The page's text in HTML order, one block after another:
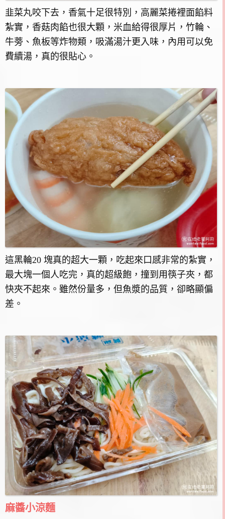
韭菜丸咬下去，香氣十足很特別，高麗菜捲裡面餡料
紮實，香菇肉餡也很大顆，米血給得很厚片，竹輪、
牛蒡、魚板等炸物類，吸滿湯汁更入味，內用可以免
費續湯，真的很貼心。
這黑輪20 塊真的超大一顆，吃起來口感非常的紮實，
最大塊一個人吃完，真的超級飽，撞到用筷子夾，都
快夾不起來。雖然份量多，但魚漿的品質，卻略顯偏
差。
麻醬小涼麵